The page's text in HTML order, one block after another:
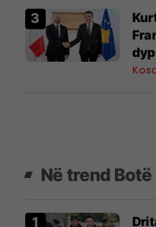
Në trend Botë